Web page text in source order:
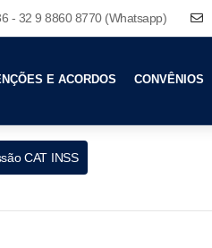
- 32 9 8860 8770 (Whatsapp)
E ACORDOS CONVÊNIOS
CAT INSS